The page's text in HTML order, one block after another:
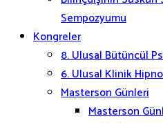
Sempozyumu
Kongreler
8. Ulusal Bütüncül
6. Ulusal Klinik
Masterson Günleri
Masterson